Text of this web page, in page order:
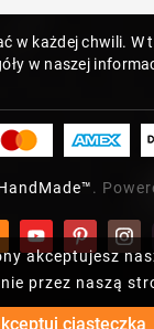
akceptujesz
przez naszą
ciasteczka
w każdej chwili. W
w naszej
.